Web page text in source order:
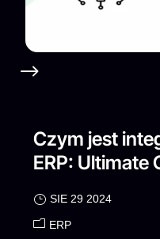
Czym jest
ERP: Ultimate
SIE 29 2024
ERP